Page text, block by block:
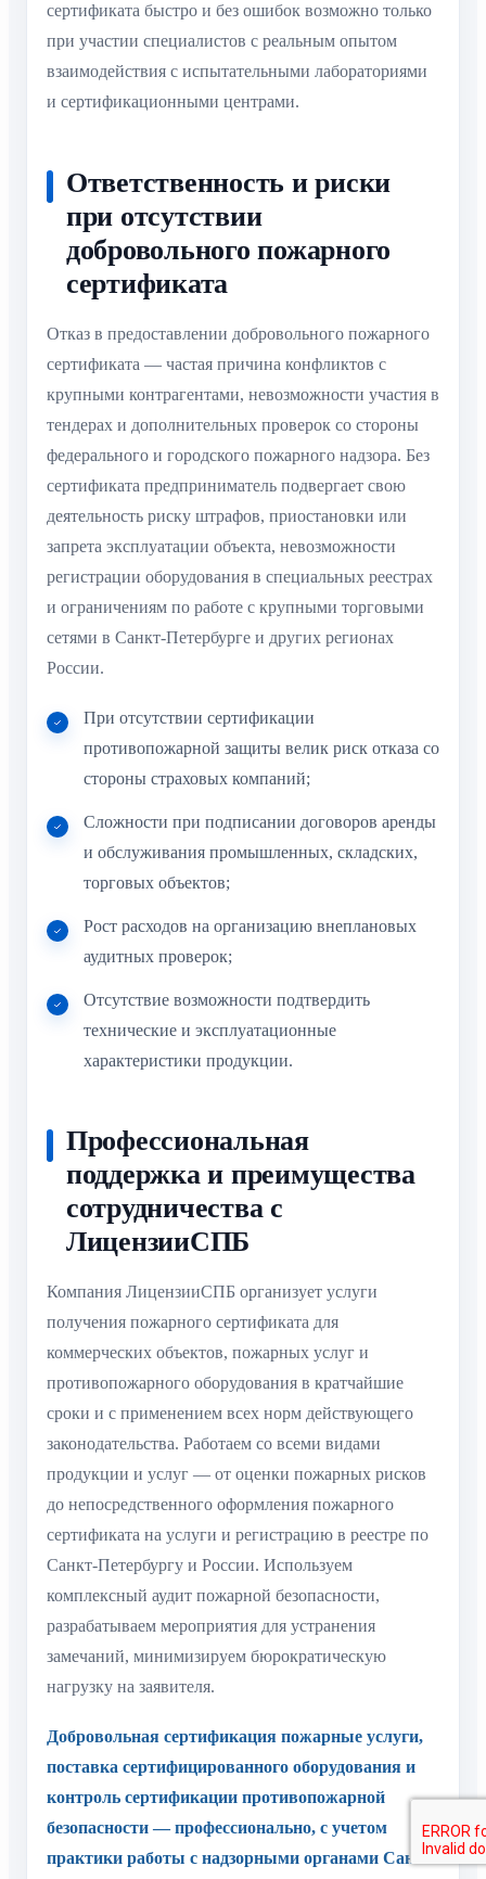
сертификата быстро и без ошибок возможно только
при участии специалистов с реальным опытом
взаимодействия с испытательными лабораториями
и сертификационными центрами.
Ответственность и риски
при отсутствии
добровольного пожарного
сертификата
Отказ в предоставлении добровольного пожарного
сертификата — частая причина конфликтов с
крупными контрагентами, невозможности участия в
тендерах и дополнительных проверок со стороны
федерального и городского пожарного надзора. Без
сертификата предприниматель подвергает свою
деятельность риску штрафов, приостановки или
запрета эксплуатации объекта, невозможности
регистрации оборудования в специальных реестрах
и ограничениям по работе с крупными торговыми
сетями в Санкт-Петербурге и других регионах
России.
При отсутствии сертификации
противопожарной защиты велик риск отказа со
стороны страховых компаний;
Сложности при подписании договоров аренды
и обслуживания промышленных, складских,
торговых объектов;
Рост расходов на организацию внеплановых
аудитных проверок;
Отсутствие возможности подтвердить
технические и эксплуатационные
характеристики продукции.
Профессиональная
поддержка и преимущества
сотрудничества с
ЛицензииСПБ
Компания ЛицензииСПБ организует услуги
получения пожарного сертификата для
коммерческих объектов, пожарных услуг и
противопожарного оборудования в кратчайшие
сроки и с применением всех норм действующего
законодательства. Работаем со всеми видами
продукции и услуг — от оценки пожарных рисков
до непосредственного оформления пожарного
сертификата на услуги и регистрацию в реестре по
Санкт-Петербургу и России. Используем
комплексный аудит пожарной безопасности,
разрабатываем мероприятия для устранения
замечаний, минимизируем бюрократическую
нагрузку на заявителя.
Добровольная сертификация пожарные услуги,
поставка сертифицированного оборудования и
контроль сертификации противопожарной
безопасности — профессионально, с учетом
практики работы с надзорными органами Санкт-